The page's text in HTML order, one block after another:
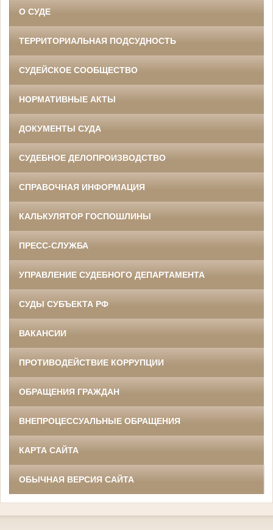
О СУДЕ
ТЕРРИТОРИАЛЬНАЯ ПОДСУДНОСТЬ
СУДЕЙСКОЕ СООБЩЕСТВО
НОРМАТИВНЫЕ АКТЫ
ДОКУМЕНТЫ СУДА
СУДЕБНОЕ ДЕЛОПРОИЗВОДСТВО
СПРАВОЧНАЯ ИНФОРМАЦИЯ
КАЛЬКУЛЯТОР ГОСПОШЛИНЫ
ПРЕСС-СЛУЖБА
УПРАВЛЕНИЕ СУДЕБНОГО ДЕПАРТАМЕНТА
СУДЫ СУБЪЕКТА РФ
ВАКАНСИИ
ПРОТИВОДЕЙСТВИЕ КОРРУПЦИИ
ОБРАЩЕНИЯ ГРАЖДАН
ВНЕПРОЦЕССУАЛЬНЫЕ ОБРАЩЕНИЯ
КАРТА САЙТА
ОБЫЧНАЯ ВЕРСИЯ САЙТА